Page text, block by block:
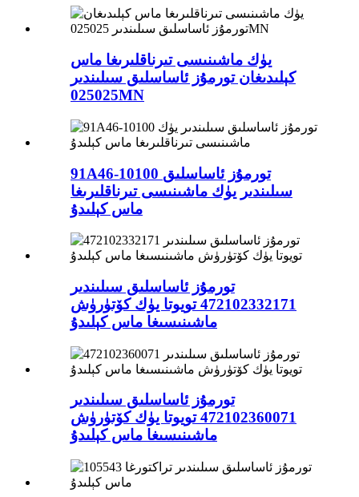
يۈك ماشىنىسى تىرناقلىرىغا ماس
كېلىدىغان تورمۇز ئاساسلىق سىلىندىر
025025MN
91A46-10100 تورمۇز ئاساسلىق
سىلىندىر يۈك ماشىنىسى تىرناقلىرىغا
ماس كېلىدۇ
تورمۇز ئاساسلىق سىلىندىر
472102332171 تويوتا يۈك كۆتۈرۈش
ماشىنىسىغا ماس كېلىدۇ
تورمۇز ئاساسلىق سىلىندىر
472102360071 تويوتا يۈك كۆتۈرۈش
ماشىنىسىغا ماس كېلىدۇ